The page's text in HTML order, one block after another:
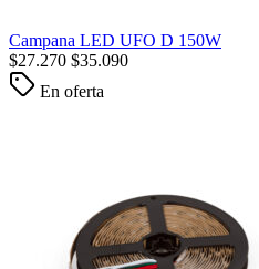
Campana LED UFO D 150W
$27.270 $35.090
En oferta